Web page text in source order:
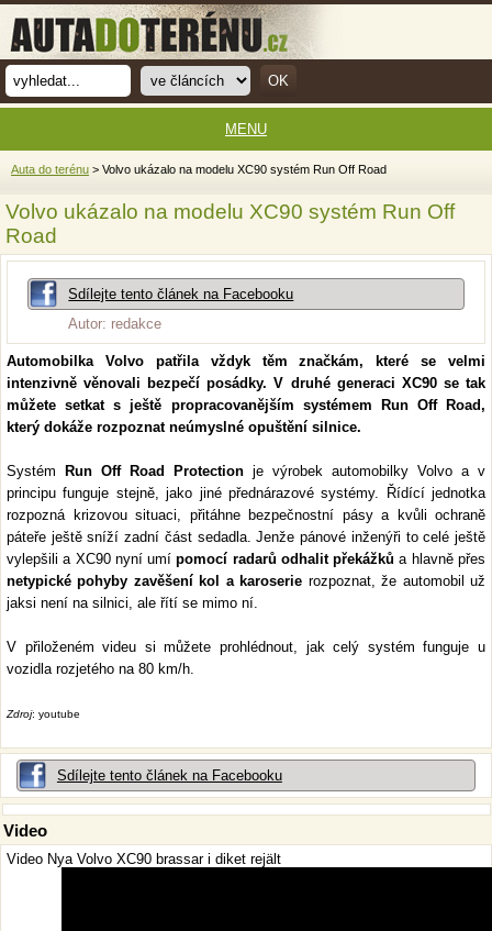
Auta do terénu > Volvo ukázalo na modelu XC90 systém Run Off Road
Volvo ukázalo na modelu XC90 systém Run Off
Road
Sdílejte tento článek na Facebooku
Autor: redakce
Automobilka Volvo patřila vždyk těm značkám, které se velmi
intenzivně věnovali bezpečí posádky. V druhé generaci XC90 se tak
můžete setkat s ještě propracovanějším systémem Run Off Road,
který dokáže rozpoznat neúmyslné opuštění silnice.
Systém Run Off Road Protection je výrobek automobilky Volvo a v
principu funguje stejně, jako jiné přednárazové systémy. Řídící jednotka
rozpozná krizovou situaci, přitáhne bezpečnostní pásy a kvůli ochraně
páteře ještě sníží zadní část sedadla. Jenže pánové inženýři to celé ještě
vylepšili a XC90 nyní umípomocí radarů odhalit překážků a hlavně přes
netypické pohyby zavěšení kol a karoserie rozpoznat, že automobil už
jaksi není na silnici, ale řítí se mimo ní.
V přiloženém videu si můžete prohlédnout, jak celý systém funguje u
vozidla rozjetého na 80 km/h.
Zdroj: youtube
Sdílejte tento článek na Facebooku
Video
Video Nya Volvo XC90 brassar i diket rejält
MENU